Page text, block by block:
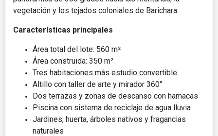
vegetación y los tejados coloniales de Barichara.
Características principales
Área total del lote: 560 m²
Área construida: 350 m²
Tres habitaciones más estudio convertible
Altillo con taller de arte y mirador 360°
Dos terrazas y zonas de descanso con hamacas
Piscina con sistema de reciclaje de agua lluvia
Jardines, huerta, árboles nativos y fragancias
naturales